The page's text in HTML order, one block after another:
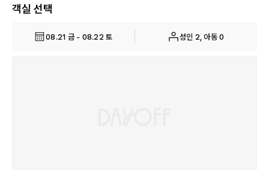
객실 선택
08.21 금 - 08.22 토 성인 2, 아동 0